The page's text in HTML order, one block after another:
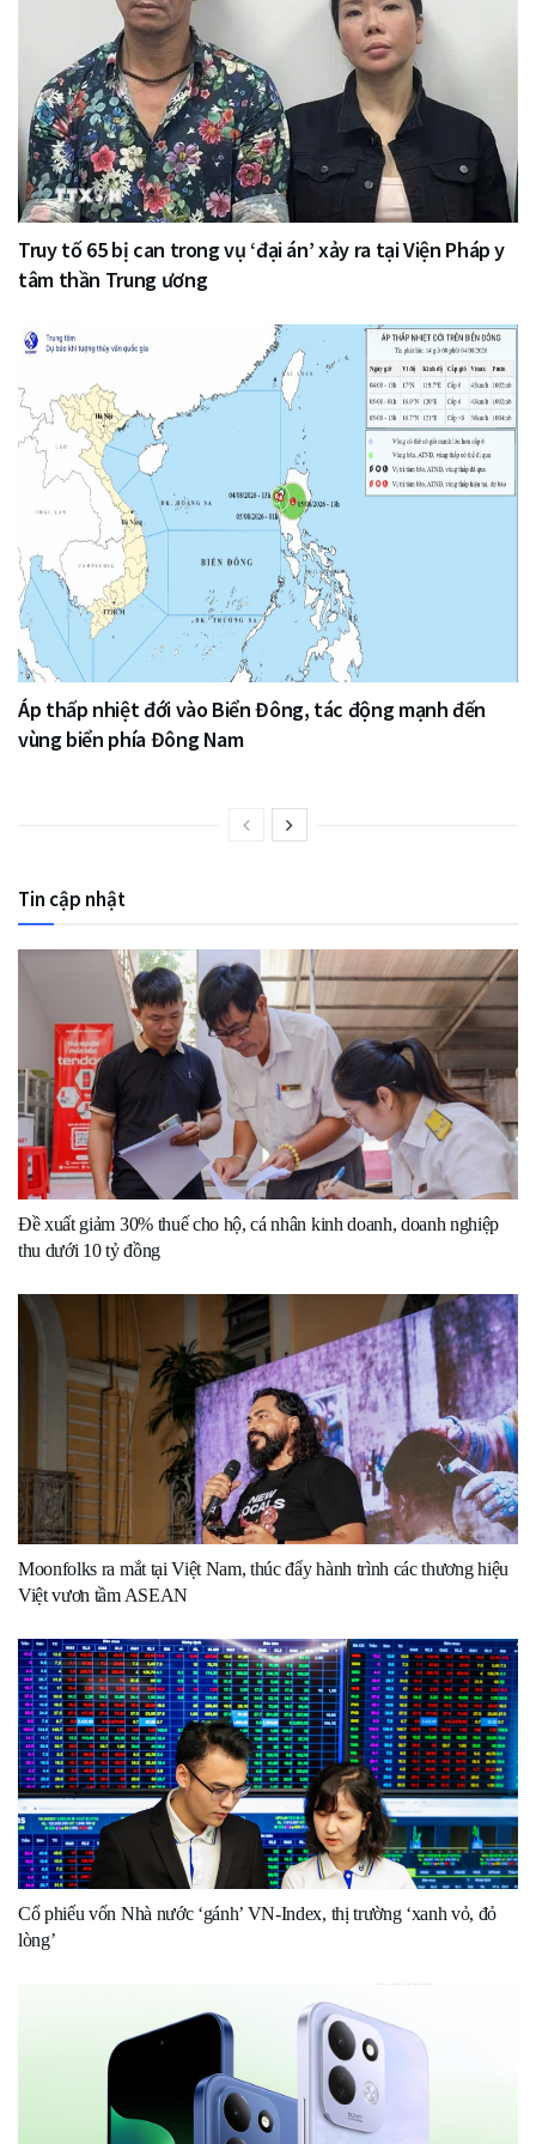
Truy tố 65 bị can trong vụ ‘đại án’ xảy ra tại Viện Pháp y
tâm thần Trung ương
Áp thấp nhiệt đới vào Biển Đông, tác động mạnh đến
vùng biển phía Đông Nam
Tin cập nhật
Đề xuất giảm 30% thuế cho hộ, cá nhân kinh doanh, doanh nghiệp
thu dưới 10 tỷ đồng
Moonfolks ra mắt tại Việt Nam, thúc đẩy hành trình các thương hiệu
Việt vươn tầm ASEAN
Cổ phiếu vốn Nhà nước ‘gánh’ VN-Index, thị trường ‘xanh vỏ, đỏ
lòng’